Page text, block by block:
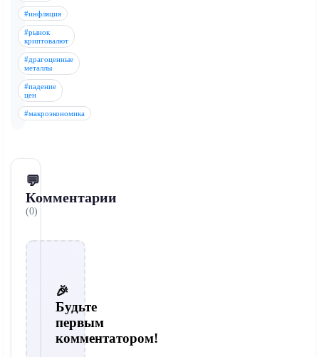
#инфляция
#рынок
криптовалют
#драгоценные
металлы
#падение
цен
#макроэкономика
💬
Комментарии
(0)
🎉
Будьте
первым
комментатором!